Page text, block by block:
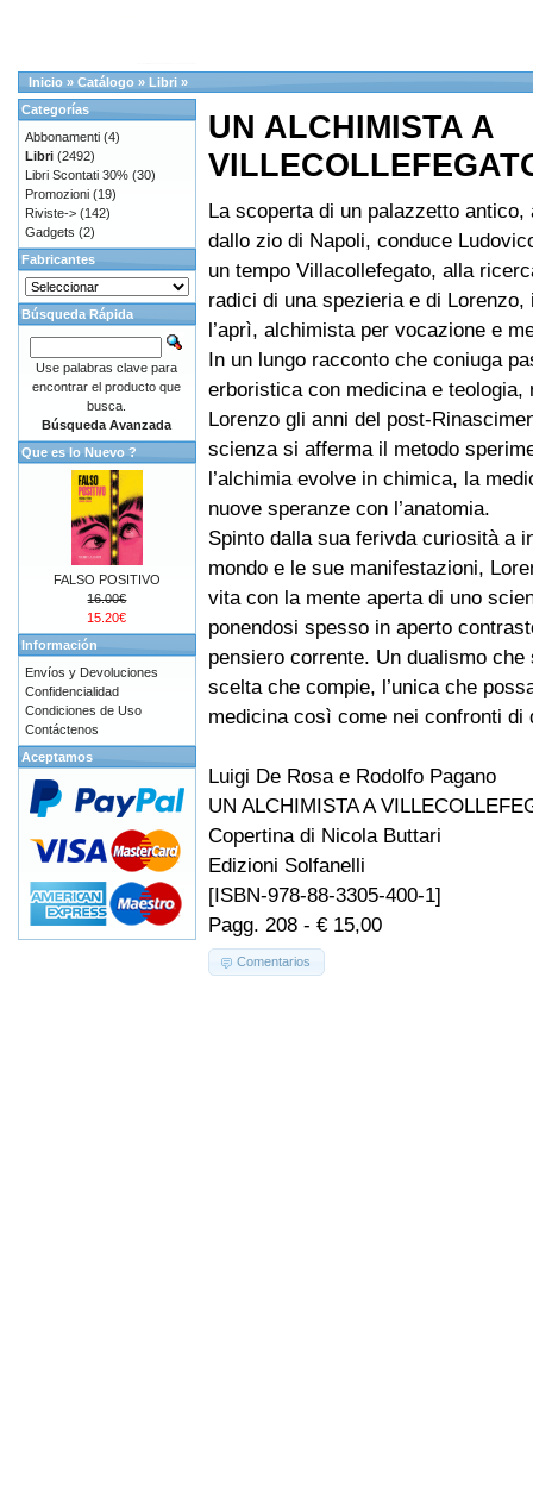
Inicio » Catálogo » Libri »
UN ALCHIMISTA A
La scoperta di un palazzetto antico,
dallo zio di Napoli, conduce
un tempo Villacollefegato, alla
radici di una spezieria e di Lorenzo,
l’aprì, alchimista per vocazione e
In un lungo racconto che coniuga
erboristica con medicina e teologia,
Lorenzo gli anni del post-
scienza si afferma il metodo
l’alchimia evolve in chimica, la
nuove speranze con l’anatomia.
Spinto dalla sua ferivda curiosità a
mondo e le sue manifestazioni,
vita con la mente aperta di uno
ponendosi spesso in aperto
pensiero corrente. Un dualismo
scelta che compie, l’unica che
medicina così come nei confronti
Luigi De Rosa e Rodolfo Pagano
UN ALCHIMISTA A
Copertina di Nicola Buttari
Edizioni Solfanelli
[ISBN-978-88-3305-400-1]
Pagg. 208 - € 15,00
Comentarios
Categorías
Abbonamenti (4)
Libri (2492)
Libri Scontati 30% (30)
Promozioni (19)
Riviste-> (142)
Gadgets (2)
Fabricantes
Búsqueda Rápida
Use palabras clave para
encontrar el producto que
busca.
Búsqueda Avanzada
Que es lo Nuevo ?
FALSO POSITIVO
16.00€
15.20€
Información
Envíos y Devoluciones
Confidencialidad
Condiciones de Uso
Contáctenos
Aceptamos